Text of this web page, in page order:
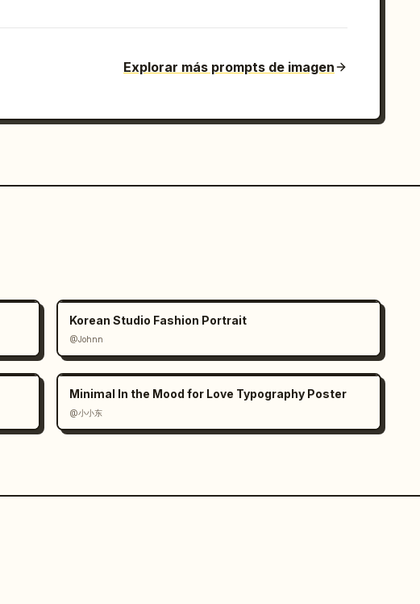
Explorar más prompts de imagen
Korean Studio Fashion Portrait
@Johnn
Minimal In the Mood for Love Typography Poster
@小小东